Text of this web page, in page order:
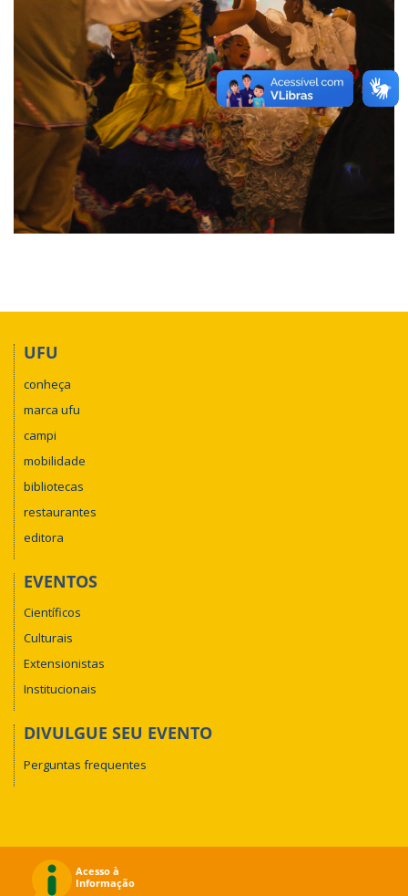
UFU
conheça
marca ufu
campi
mobilidade
bibliotecas
restaurantes
editora
EVENTOS
Científicos
Culturais
Extensionistas
Institucionais
DIVULGUE SEU EVENTO
Perguntas frequentes